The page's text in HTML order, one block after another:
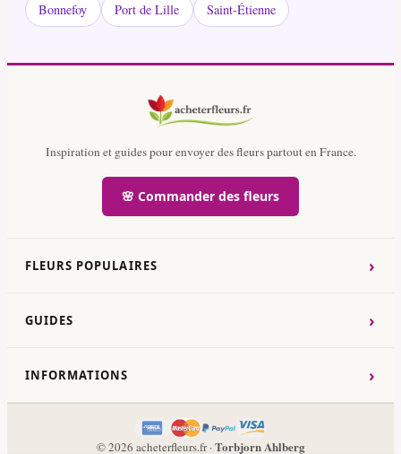
Bonnefoy
Port de Lille Saint-Étienne
Inspiration et guides pour envoyer des fleurs partout en France.
🌸 Commander des fleurs
FLEURS POPULAIRES ›
GUIDES ›
INFORMATIONS ›
© 2026 acheterfleurs.fr ·Torbjorn Ahlberg